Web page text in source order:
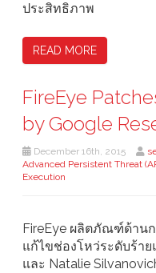
ประสิทธิภาพ
READ MORE
FireEye
by Google
December 16th, 2015
Advanced Persistent Threat
Execution
FireEye ผลิตภัณฑ์ด้าน
แก้ไขช่องโหว่ระดับร้า
และ Natalie